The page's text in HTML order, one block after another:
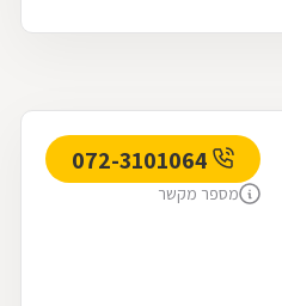
מספר מקשר